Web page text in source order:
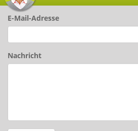
E-Mail-Adresse
Nachricht